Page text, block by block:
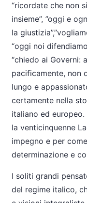
“ricordate che non
insieme”, ”oggi e
la
“oggi noi
“chiedo ai Governi:
pacificamente, non
lungo e
certamente nella
italiano ed
la venticinquenne
impegno e per
determinazione e
I soliti grandi
del regime italico,